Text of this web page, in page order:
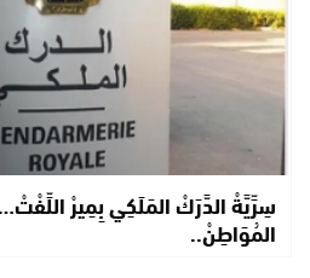
سِرِّيَّةْ الدَّرَكْ المَلَكِي بِمِيرْ
المُوَاطِنْ..